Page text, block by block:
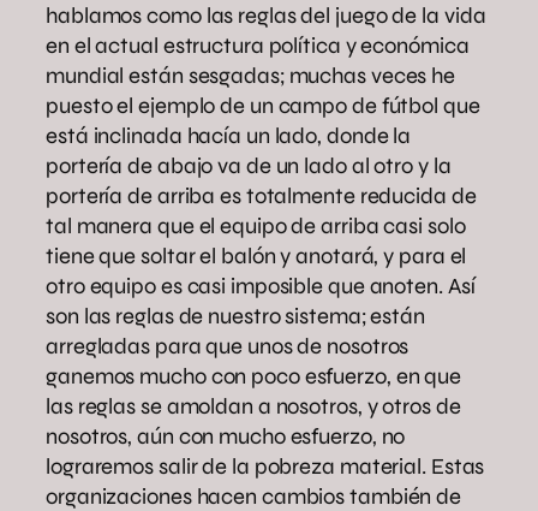
hablamos como las reglas del juego de la vida
en el actual estructura política y económica
mundial están sesgadas; muchas veces he
puesto el ejemplo de un campo de fútbol que
está inclinada hacía un lado, donde la
portería de abajo va de un lado al otro y la
portería de arriba es totalmente reducida de
tal manera que el equipo de arriba casi solo
tiene que soltar el balón y anotará, y para el
otro equipo es casi imposible que anoten. Así
son las reglas de nuestro sistema; están
arregladas para que unos de nosotros
ganemos mucho con poco esfuerzo, en que
las reglas se amoldan a nosotros, y otros de
nosotros, aún con mucho esfuerzo, no
lograremos salir de la pobreza material. Estas
organizaciones hacen cambios también de